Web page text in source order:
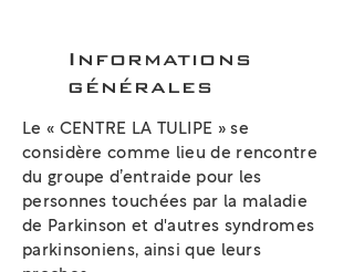
Informations
générales
Le « CENTRE LA TULIPE » se
considère comme lieu de rencontre
du groupe d’entraide pour les
personnes touchées par la maladie
de Parkinson et d'autres syndromes
parkinsoniens, ainsi que leurs